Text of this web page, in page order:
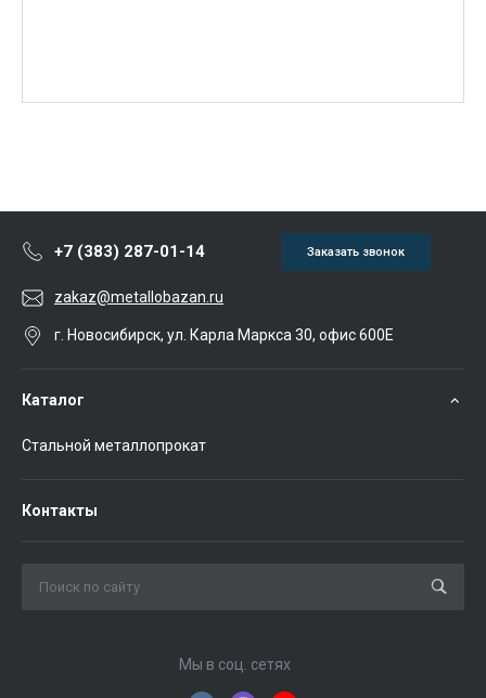
+7 (383) 287-01-14 Заказать звонок
zakaz@metallobazan.ru
г. Новосибирск, ул. Карла Маркса 30, офис 600Е
Каталог
Стальной металлопрокат
Контакты
Мы в соц. сетях